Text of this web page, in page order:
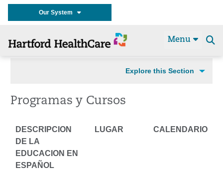
Our System
Menu
Explore this Section
Programas y Cursos
DESCRIPCION
DE LA
EDUCACION EN
ESPAÑOL
LUGAR CALENDARIO